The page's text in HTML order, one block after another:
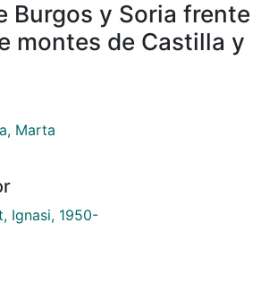
Burgos y Soria frente
montes de Castilla y
Marta
Ignasi, 1950-